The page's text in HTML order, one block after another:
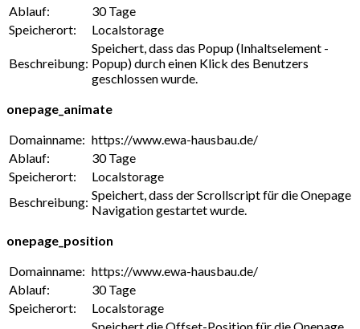
Ablauf:
30 Tage
Speicherort:
Localstorage
Beschreibung:
Speichert, dass das Popup (Inhaltselement -
Popup) durch einen Klick des Benutzers
geschlossen wurde.
onepage_animate
Domainname: https://www.ewa-hausbau.de/
Ablauf:
30 Tage
Speicherort:
Localstorage
Beschreibung: Speichert, dass der Scrollscript für die Onepage
Navigation gestartet wurde.
onepage_position
Domainname: https://www.ewa-hausbau.de/
Ablauf:
30 Tage
Speicherort:
Localstorage
Speichert die Offset-Position für die Onepage